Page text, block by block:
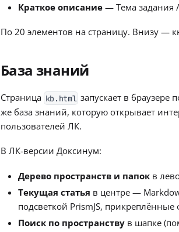
Краткое описание — Тема задания
По 20 элементов на страницу. Внизу —
База знаний
Страница kb.html запускает в
же база знаний, которую открывает
пользователей ЛК.
В ЛК-версии Доксинум:
Дерево пространств и папок в
Текущая статья в центре —
подсветкой PrismJS,
Поиск по пространству в шапке